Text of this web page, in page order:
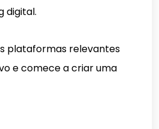
digital.
plataformas relevantes
e comece a criar uma